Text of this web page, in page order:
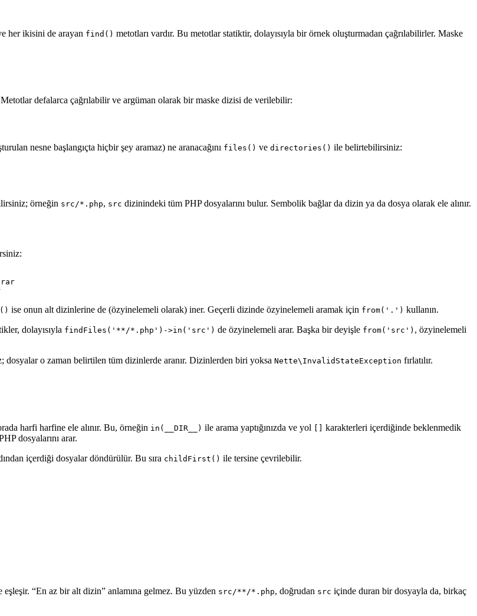
her ikisini de arayan find() metotları vardır. Bu metotlar statiktir, dolayısıyla bir örnek oluşturmadan çağrılabilirler. Maske
defalarca çağrılabilir ve argüman olarak bir maske dizisi de verilebilir:
nesne başlangıçta hiçbir şey aramaz) ne aranacağını files() ve directories() ile belirtebilirsiniz:
örneğin src/*.php, src dizinindeki tüm PHP dosyalarını bulur. Sembolik bağlar da dizin ya da dosya olarak ele alınır.
ise onun alt dizinlerine de (özyinelemeli olarak) iner. Geçerli dizinde özyinelemeli aramak için from('.') kullanın.
dolayısıyla findFiles('**/*.php')->in('src') de özyinelemeli arar. Başka bir deyişle from('src') , özyinelemeli
o zaman belirtilen tüm dizinlerde aranır. Dizinlerden biri yoksa Nette\InvalidStateException fırlatılır.
harfi harfine ele alınır. Bu, örneğin in(__DIR__) ile arama yaptığınızda ve yol
karakterleri içerdiğinde beklenmedik
dosyalarını arar.
içerdiği dosyalar döndürülür. Bu sıra childFirst() ile tersine çevrilebilir.
“En az bir alt dizin” anlamına gelmez. Bu yüzden src/**/*.php, doğrudan src içinde duran bir dosyayla da, birkaç